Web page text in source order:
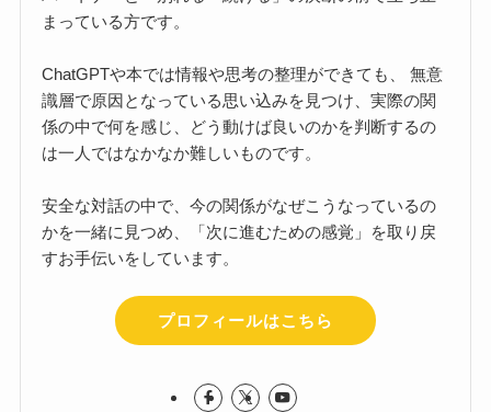
まっている方です。
ChatGPTや本では情報や思考の整理ができても、 無意
識層で原因となっている思い込みを見つけ、実際の関
係の中で何を感じ、どう動けば良いのかを判断するの
は一人ではなかなか難しいものです。
安全な対話の中で、今の関係がなぜこうなっているの
かを一緒に見つめ、「次に進むための感覚」を取り戻
すお手伝いをしています。
プロフィールはこちら